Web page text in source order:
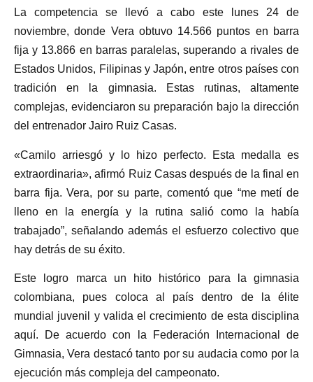
La competencia se llevó a cabo este lunes 24 de
noviembre, donde Vera obtuvo 14.566 puntos en barra
fija y 13.866 en barras paralelas, superando a rivales de
Estados Unidos, Filipinas y Japón, entre otros países con
tradición en la gimnasia. Estas rutinas, altamente
complejas, evidenciaron su preparación bajo la dirección
del entrenador Jairo Ruiz Casas.
«Camilo arriesgó y lo hizo perfecto. Esta medalla es
extraordinaria», afirmó Ruiz Casas después de la final en
barra fija. Vera, por su parte, comentó que “me metí de
lleno en la energía y la rutina salió como la había
trabajado”, señalando además el esfuerzo colectivo que
hay detrás de su éxito.
Este logro marca un hito histórico para la gimnasia
colombiana, pues coloca al país dentro de la élite
mundial juvenil y valida el crecimiento de esta disciplina
aquí. De acuerdo con la Federación Internacional de
Gimnasia, Vera destacó tanto por su audacia como por la
ejecución más compleja del campeonato.